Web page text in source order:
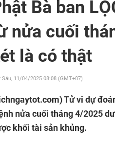
Bà ban
nửa cuối
là có thật
Sáu, 11/04/2025 08:08 (GMT+07)
Tử vi dự
nửa cuối tháng 4/2025
khối tài sản khủng.